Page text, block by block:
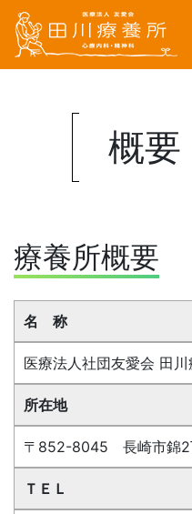
概要
療養所概要
名 称
医療法人社団友愛会 田
所在地
〒852-8045 長崎市錦2
ＴＥＬ